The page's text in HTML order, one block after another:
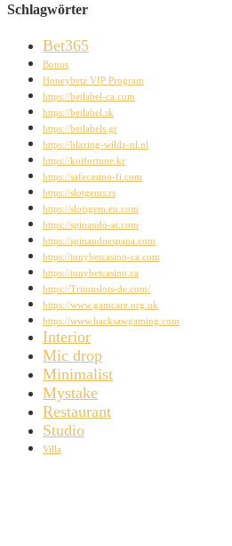
Schlagwörter
Bet365
Bonus
Honeybetz VIP Program
https://betlabel-ca.com
https://betlabel.sk
https://betlabels.gr
https://blazing-wildz-nl.nl
https://koifortune.kr
https://safecasino-fi.com
https://slotgems.rs
https://slotsgem.eu.com
https://spinando-at.com
https://spinandoespana.com
https://tonybetcasino-ca.com
https://tonybetcasino.ca
https://Tritonslots-de.com/
https://www.gamcare.org.uk
https://www.hacksawgaming.com
Interior
Mic drop
Minimalist
Mystake
Restaurant
Studio
Villa